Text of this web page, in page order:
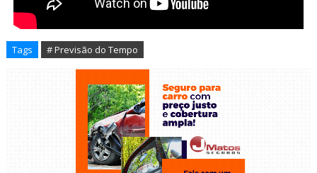
Tags # Previsão do Tempo